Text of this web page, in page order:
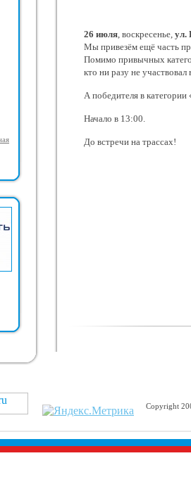
26 июля, воскресенье, ул.
Мы привезём ещё часть
Помимо привычных
кто ни разу не
А победителя в
Начало в 13:00.
До встречи на трассах!
Copyright